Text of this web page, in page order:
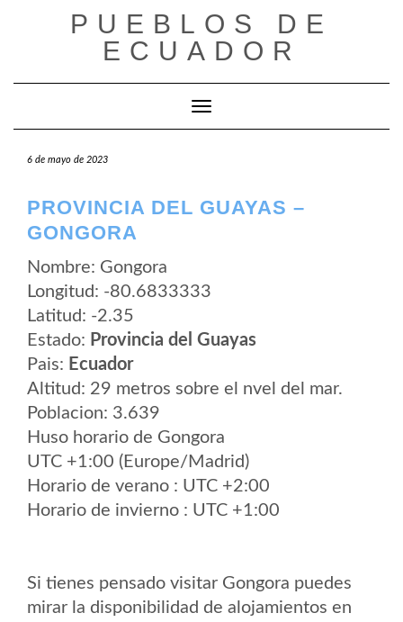
PUEBLOS DE
ECUADOR
Cambiar modo de navegación
6 de mayo de 2023
PROVINCIA DEL GUAYAS –
GONGORA
Nombre: Gongora
Longitud: -80.6833333
Latitud: -2.35
Estado: Provincia del Guayas
Pais: Ecuador
Altitud: 29 metros sobre el nvel del mar.
Poblacion: 3.639
Huso horario de Gongora
UTC +1:00 (Europe/Madrid)
Horario de verano : UTC +2:00
Horario de invierno : UTC +1:00
Si tienes pensado visitar Gongora puedes
mirar la disponibilidad de alojamientos en